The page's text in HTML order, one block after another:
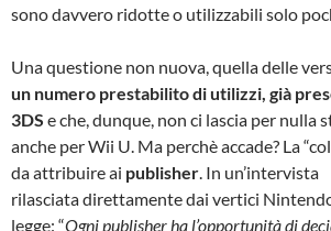
sono davvero ridotte o utilizzabili solo
Una questione non nuova, quella delle
un numero prestabilito di utilizzi, già
3DS e che, dunque, non ci lascia per nulla
anche per Wii U. Ma perchè accade? La
da attribuire ai publisher. In un’intervista
rilasciata direttamente dai vertici
legge: “Ogni publisher ha l’opportunità di